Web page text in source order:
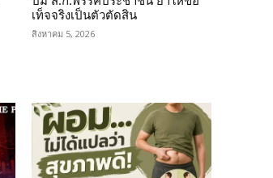
เท็จจริงเป็นตัวตัดสิน
สิงหาคม 5, 2026